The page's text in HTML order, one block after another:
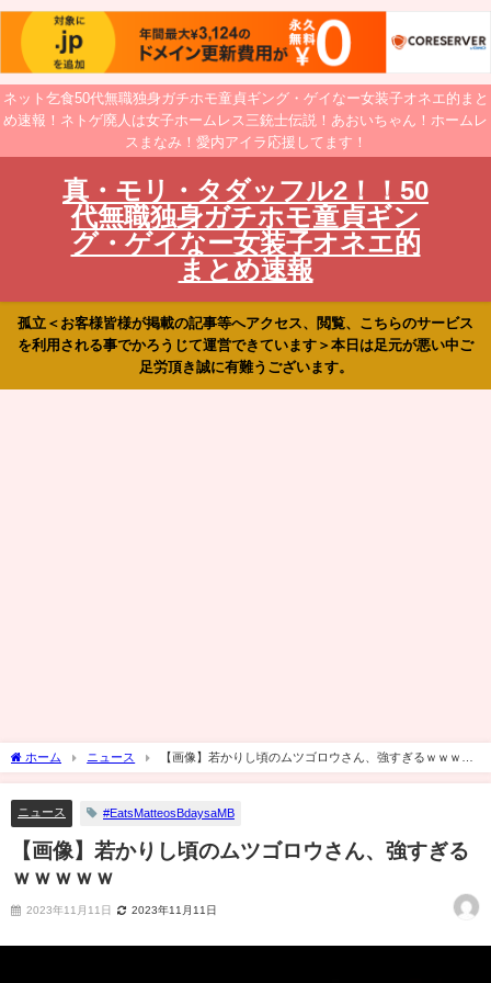
ネット乞食50代無職独身ガチホモ童貞ギング・ゲイなー女装子オネエ的まと
め速報！ネトゲ廃人は女子ホームレス三銃士伝説！あおいちゃん！ホームレ
スまなみ！愛内アイラ応援してます！
真・モリ・タダッフル2！！50
代無職独身ガチホモ童貞ギン
グ・ゲイなー女装子オネエ的
まとめ速報
孤立＜お客様皆様が掲載の記事等へアクセス、閲覧、こちらのサービス
を利用される事でかろうじて運営できています＞本日は足元が悪い中ご
足労頂き誠に有難うございます。
ホーム ニュース
【画像】若かりし頃のムツゴロウさん、強すぎるｗｗｗｗ
ｗ
ニュース #EatsMatteosBdaysaMB
【画像】若かりし頃のムツゴロウさん、強すぎる
ｗｗｗｗｗ
2023年11月11日 2023年11月11日